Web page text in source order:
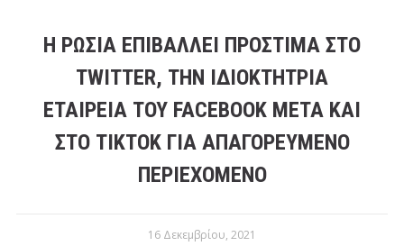
Η ΡΩΣΊΑ ΕΠΙΒΆΛΛΕΙ ΠΡΌΣΤΙΜΑ ΣΤΟ
TWITTER, ΤΗΝ ΙΔΙΟΚΤΉΤΡΙΑ
ΕΤΑΙΡΕΊΑ ΤΟΥ FACEBOOK META ΚΑΙ
ΣΤΟ TIKTOK ΓΙΑ ΑΠΑΓΟΡΕΥΜΈΝΟ
ΠΕΡΙΕΧΌΜΕΝΟ
16 Δεκεμβρίου, 2021